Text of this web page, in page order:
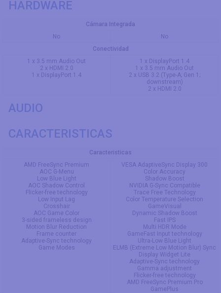
HARDWARE
Cámara Integrada
No
No
Conectividad
1 x 3.5 mm Audio Out
2 x HDMI 2.0
1 x DisplayPort 1.4
1 x DisplayPort 1.4
1 x 3.5 mm Audio Out
2 x USB 3.2 (Type-A; Gen 1;
downstream)
2 x HDMI 2.0
AUDIO
CARACTERISTICAS
Caracteristicas
AMD FreeSync Premium
AOC G-Menu
Low Blue Light
AOC Shadow Control
Flicker-free technology
Low Input Lag
Crosshair
AOC Game Color
3-sided frameless design
Motion Blur Reduction
Frame counter
Adaptive-Sync technology
Game Modes
VESA AdaptiveSync Display 300
Color Accuracy
Shadow Boost
NVIDIA G-Sync Compatible
Trace Free Technology
Color Temperature Selection
GameVisual
Dynamic Shadow Boost
Fast IPS
Multi HDR Mode
GameFast Input technology
Ultra-Low Blue Light
ELMB (Extreme Low Motion Blur) Sync
Display Widget Lite
Adaptive-Sync technology
Gamma adjustment
Flicker-free technology
AMD FreeSync Premium Pro
GamePlus